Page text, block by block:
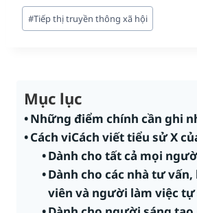
Post
Tags:
#Tiếp thị truyền thông xã hội
Mục lục
Những điểm chính cần ghi
Cách viCách viết tiểu sử X
Dành cho tất cả mọi
Dành cho các nhà tư
viên và người làm việc tự